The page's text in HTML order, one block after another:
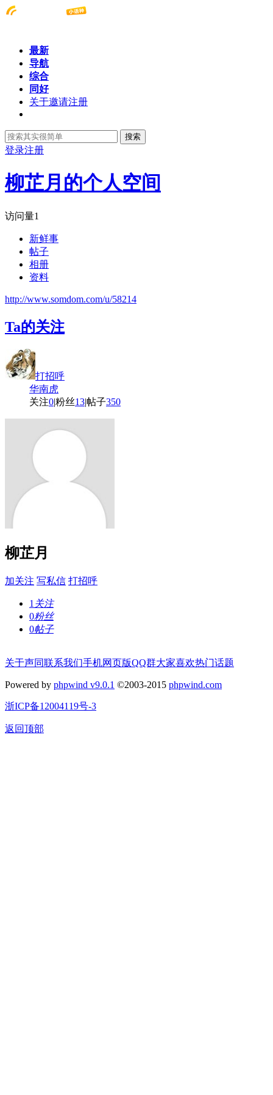
最新
导航
综合
同好
关于邀请注册
搜索
登录注册
柳芷月的个人空间
访问量1
新鲜事
帖子
相册
资料
http://www.somdom.com/u/58214
Ta的关注
打招呼
华南虎
关注0|粉丝13|帖子350
柳芷月
加关注 写私信 打招呼
1 关注
0粉丝
0帖子
关于声同联系我们手机网页版QQ群大家喜欢热门话题
Powered by phpwind v9.0.1 ©2003-2015 phpwind.com
浙ICP备12004119号-3
返回顶部